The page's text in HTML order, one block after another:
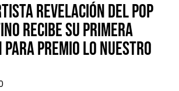
REVELACIÓN DEL POP
RECIBE SU PRIMERA
PREMIO LO NUESTRO